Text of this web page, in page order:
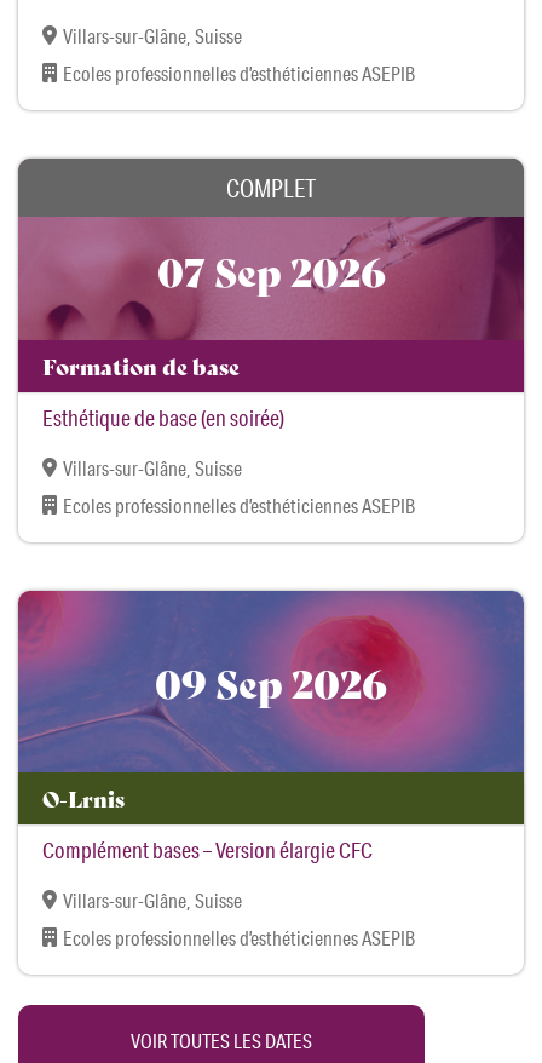
Villars-sur-Glâne, Suisse
Ecoles professionnelles d’esthéticiennes ASEPIB
COMPLET
07 Sep 2026
Formation de base
Esthétique de base (en soirée)
Villars-sur-Glâne, Suisse
Ecoles professionnelles d’esthéticiennes ASEPIB
09 Sep 2026
O-Lrnis
Complément bases – Version élargie CFC
Villars-sur-Glâne, Suisse
Ecoles professionnelles d’esthéticiennes ASEPIB
VOIR TOUTES LES DATES